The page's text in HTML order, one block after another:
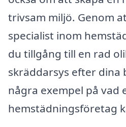
trivsam miljö. Genom
specialist inom
du tillgång till en rad
skräddarsys efter dina
några exempel på vad
hemstädningsföretag